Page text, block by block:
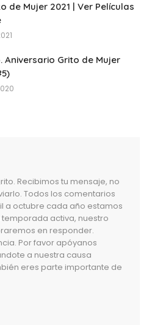
de Mujer 2021 | Ver Películas
Aniversario Grito de Mujer
Recibimos tu mensaje, no
Todos los comentarios
a octubre cada año estamos
activa, nuestro
en responder.
Por favor apóyanos
a nuestra causa
eres parte importante de